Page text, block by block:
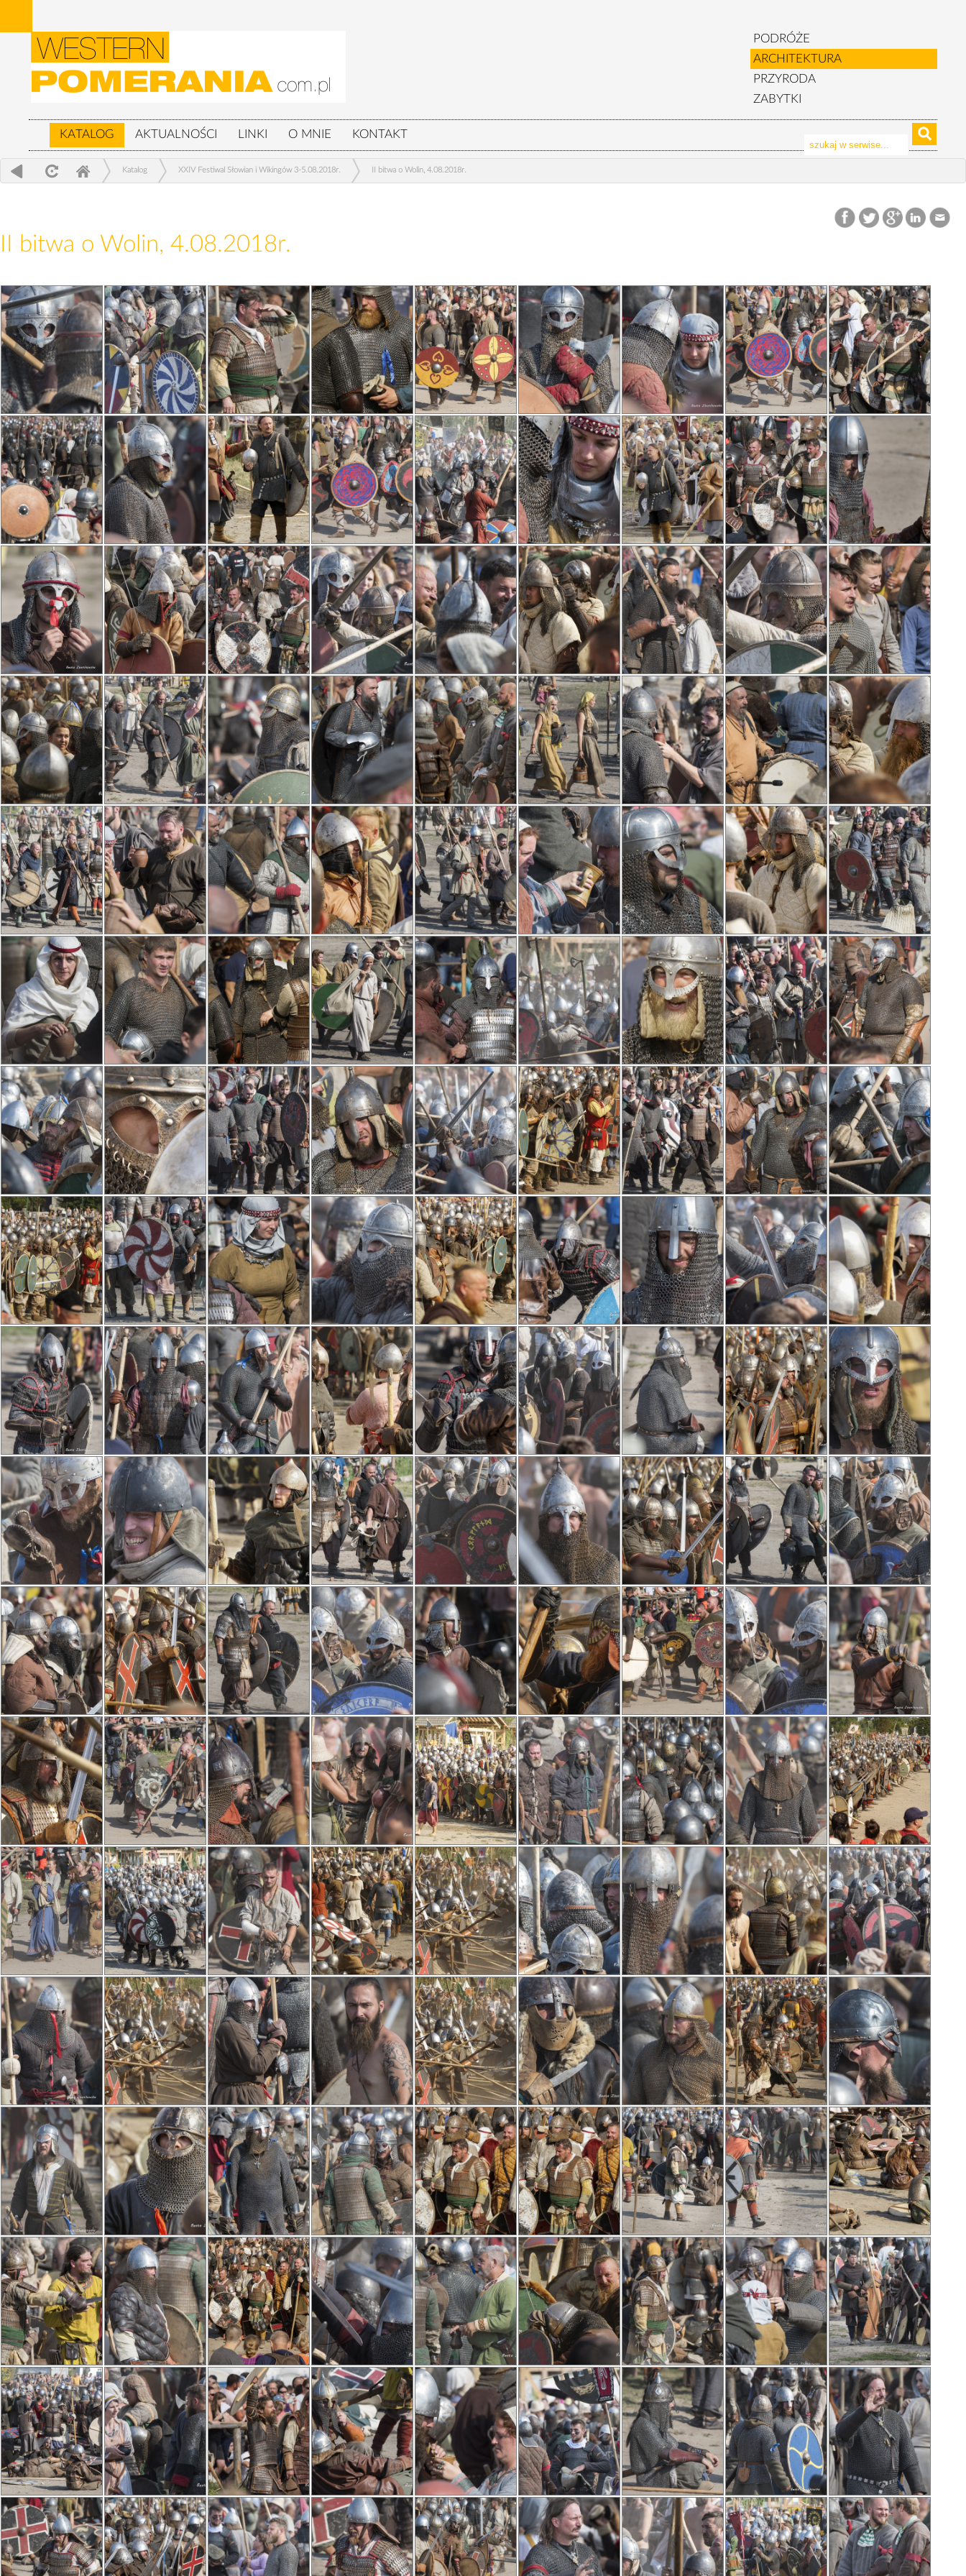
PODRÓŻE
ARCHITEKTURA
PRZYRODA
ZABYTKI
KATALOG AKTUALNOŚCI LINKI O MNIE KONTAKT
Katalog XXIV Festiwal Słowian i Wikingów 3-5.08.2018r. II bitwa o Wolin, 4.08.2018r.
II bitwa o Wolin, 4.08.2018r.